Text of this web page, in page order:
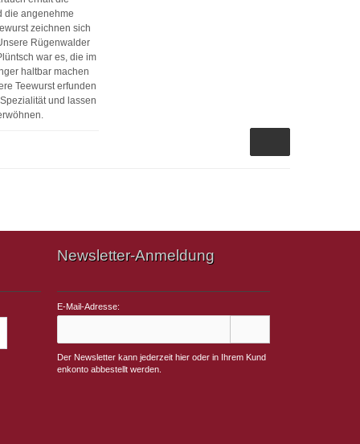
die angenehme
zeichnen sich
Rügenwalder
war es, die im
haltbar machen
Teewurst erfunden
und lassen
Newsletter-Anmeldung
E-Mail-Adresse:
Der Newsletter kann jederzeit hier oder in Ihrem Kund
enkonto abbestellt werden.